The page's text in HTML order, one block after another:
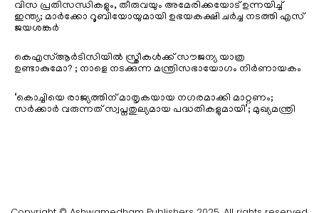
വിസ പ്രതിസന്ധികളും, തീരുവയും അമേരിക്കയോട് ഉന്നയിച്ച്
ഇന്ത്യ; മാർക്കോ റൂബിയോയുമായി ഉഭയകക്ഷി ചർച്ച നടത്തി എസ്
ജയശങ്കർ
കെഎസ്ആർടിസിയിൽ സ്ത്രീകൾക്ക് സൗജന്യ യാത്ര
ഉണ്ടാകുമോ? ; നാളെ നടക്കുന്ന മന്ത്രിസഭായോഗം നിർണായകം
‘കൊച്ചിയെ രാജ്യത്തിന് മാതൃകയായ നഗരമാക്കി മാറ്റണം;
സർക്കാർ വരുന്നത് സ്വപ്നതുല്യമായ പദ്ധതികളുമായി’; മുഖ്യമന്ത്രി